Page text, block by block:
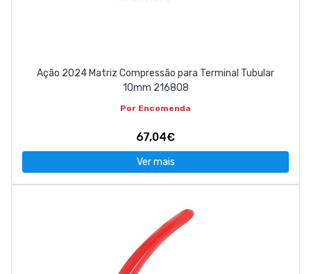
Ação 2024 Matriz Compressão para Terminal Tubular
10mm 216808
Por Encomenda
67,04€
Ver mais